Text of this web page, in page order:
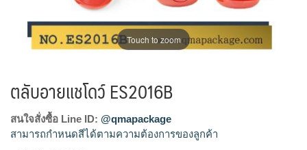
Touch to zoom
ตลับอายแชโดว์ ES2016B
สนใจสั่งซื้อ Line ID: @qmapackage
สามารถกำหนดสีได้ตามความต้องการของลูกค้า